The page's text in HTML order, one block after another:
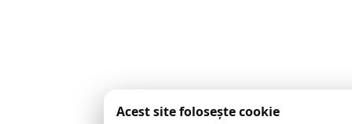
Acest site folosește cookie